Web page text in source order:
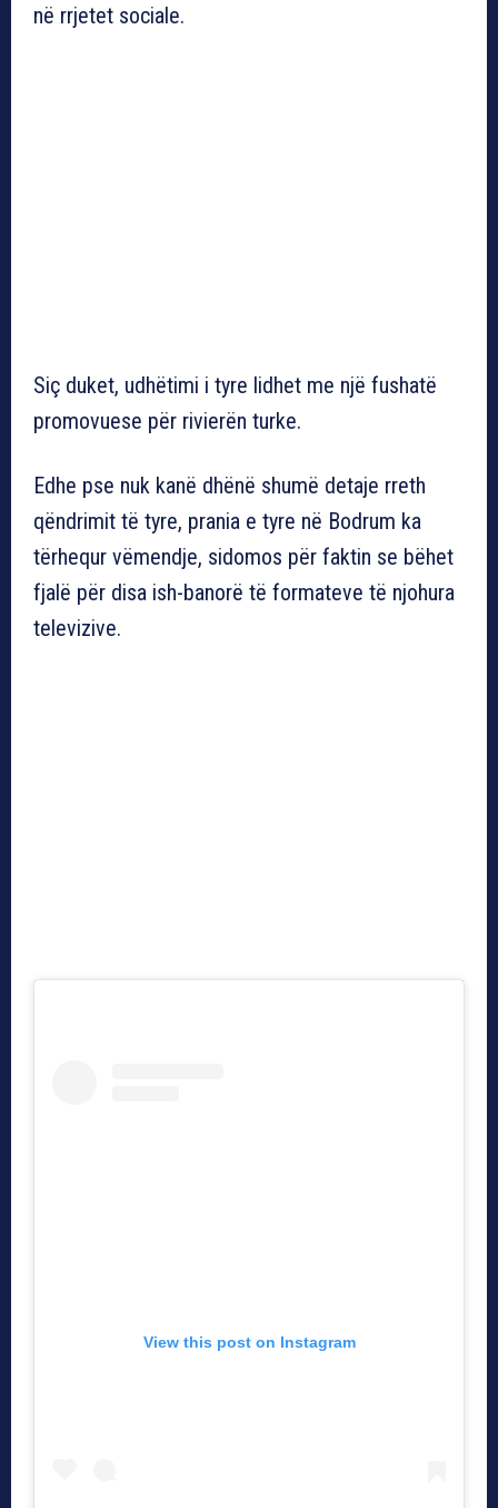
në rrjetet sociale.
Siç duket, udhëtimi i tyre lidhet me një fushatë
promovuese për rivierën turke.
Edhe pse nuk kanë dhënë shumë detaje rreth
qëndrimit të tyre, prania e tyre në Bodrum ka
tërhequr vëmendje, sidomos për faktin se bëhet
fjalë për disa ish-banorë të formateve të njohura
televizive.
View this post on Instagram